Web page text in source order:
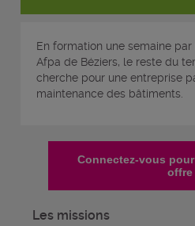
En formation une semaine
Afpa de Béziers, le reste du
cherche pour une entreprise
maintenance des bâtiments.
Connectez-vous
offre
Les missions